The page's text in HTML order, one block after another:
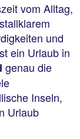
vom Alltag,
und
ein Urlaub in
genau die
Inseln,
Urlaub